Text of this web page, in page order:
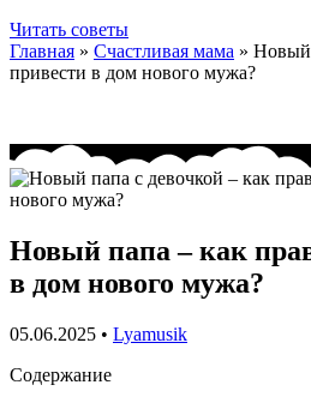
Читать советы
Главная » Счастливая мама » Новый
привести в дом нового мужа?
Новый папа – как
в дом нового мужа?
05.06.2025 • Lyamusik
Содержание